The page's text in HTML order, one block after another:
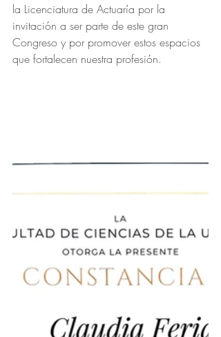
la Licenciatura de Actuaría por la
invitación a ser parte de este gran
Congreso y por promover estos espacios
que fortalecen nuestra profesión.